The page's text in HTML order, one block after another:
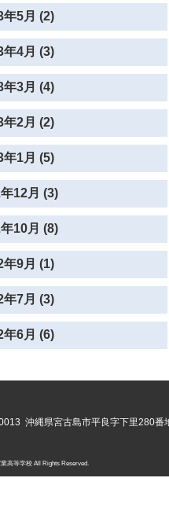
年5月 (2)
年4月 (3)
年3月 (4)
年2月 (2)
年1月 (5)
12月 (3)
10月 (8)
年9月 (1)
年7月 (3)
年6月 (6)
沖縄県宮古島市平良字下里280番
高等学校 All Rights Reserved.